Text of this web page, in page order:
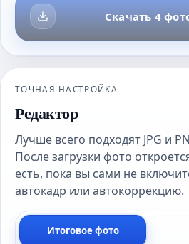
Скачать 4
ТОЧНАЯ НАСТРОЙКА
Редактор
Лучше всего подходят JPG и
После загрузки фото
есть, пока вы сами не
автокадр или автокоррекцию.
Итоговое фото